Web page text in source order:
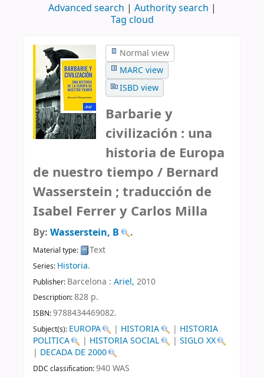
Advanced search
Authority search
Tag cloud
Normal view
MARC view
ISBD view
Barbarie y
civilización : una
historia de Europa
de nuestro tiempo / Bernard
Wasserstein ; traducción de
Isabel Ferrer y Carlos Milla
By: Wasserstein, B .
Material type: Text
Series: Historia.
Publisher: Barcelona : Ariel, 2010
Description:828 p.
ISBN:9788434469082.
Subject(s): EUROPA | HISTORIA | HISTORIA
POLITICA
| HISTORIA SOCIAL | SIGLO XX
| DECADA DE 2000
DDC classification:940 WAS